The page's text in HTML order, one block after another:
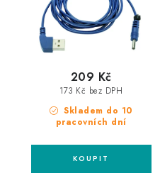
Skladem do 10
pracovních dní
173 Kč bez DPH
209 Kč